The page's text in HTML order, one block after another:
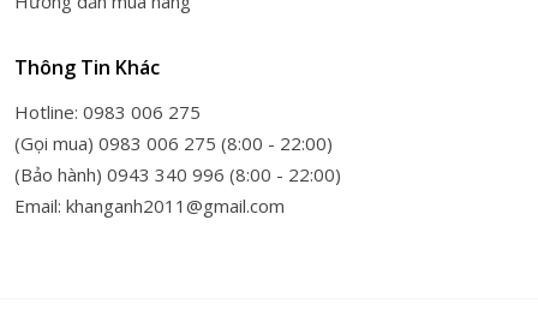
Thông Tin Khác
Hotline: 0983 006 275
(Gọi mua) 0983 006 275 (8:00 - 22:00)
(Bảo hành) 0943 340 996 (8:00 - 22:00)
Email: khanganh2011@gmail.com